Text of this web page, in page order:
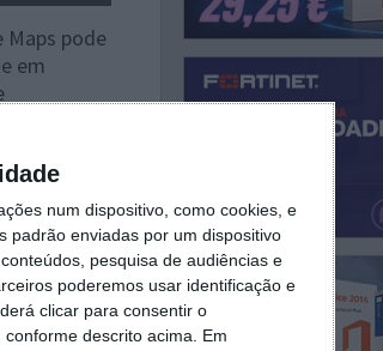
num dispositivo, como cookies, e
padrão enviadas por um dispositivo
pesquisa de audiências e
poderemos usar identificação e
clicar para consentir o
descrito acima. Em
Maps pode
em
ele é